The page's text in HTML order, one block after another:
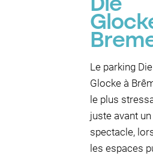
Die
Le parking Die
Glocke à
le plus
juste avant un
spectacle,
les espaces